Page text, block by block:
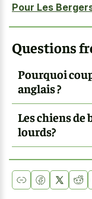
Pour Les
Questions
Pourquoi
anglais ?
Les chiens de
lourds?